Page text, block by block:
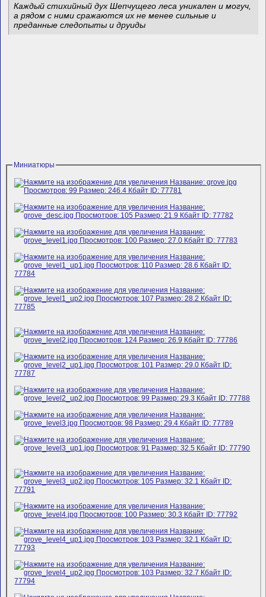
Каждый стихийный дух Шепчущего леса уникален и могуч,
а рядом с ними сражаются их не менее сильные и
преданные следопыты и друиды
Миниатюры